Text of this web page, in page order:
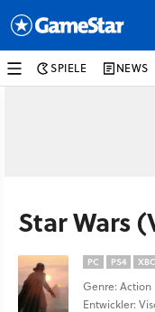
SPIELE NEWS
Star Wars
PC PS4
Genre: Action
Entwickler: